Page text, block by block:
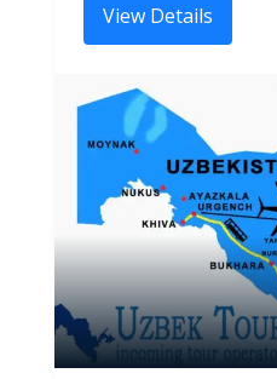
View Details